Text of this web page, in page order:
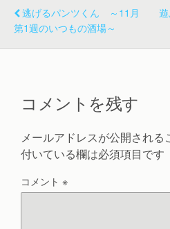
逃げるパンツくん ～11月
第1週のいつもの酒場～
コメントを残す
メールアドレスが公開される
付いている欄は必須項目です
コメント ※